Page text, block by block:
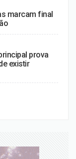
marcam final
prova
existir